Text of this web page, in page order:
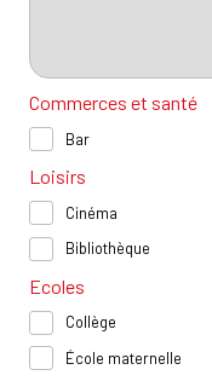
Commerces et santé
Bar
Loisirs
Cinéma
Bibliothèque
Ecoles
Collège
École maternelle